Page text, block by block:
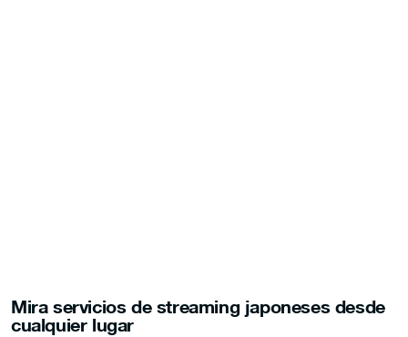
Mira servicios de streaming japoneses desde
cualquier lugar